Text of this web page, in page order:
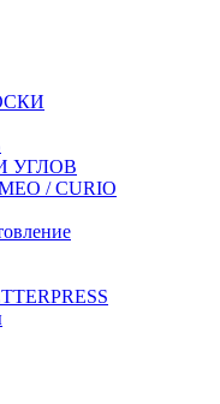
УГЛОВ
/ CURIO